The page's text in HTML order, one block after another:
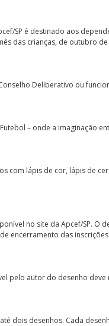
SP é destinado aos
das crianças, de outubro de
Deliberativo ou
– onde a imaginação
com lápis de cor, lápis de
no site da Apcef/SP.
encerramento das inscrições.
pelo autor do desenho
dois desenhos. Cada